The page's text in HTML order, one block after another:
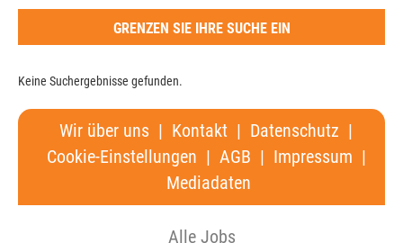
GRENZEN SIE IHRE SUCHE EIN
Keine Suchergebnisse gefunden.
Wir über uns | Kontakt | Datenschutz |
Cookie-Einstellungen | AGB | Impressum |
Mediadaten
Alle Jobs